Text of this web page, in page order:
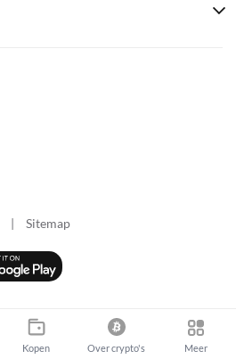
| Sitemap
Kopen Over crypto's Meer